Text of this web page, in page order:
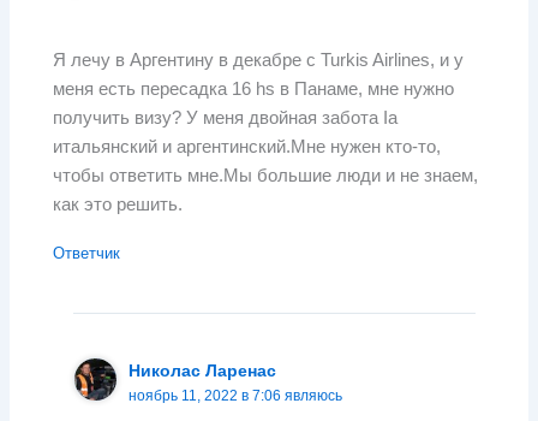
Я лечу в Аргентину в декабре с Turkis Airlines, и у
меня есть пересадка 16 hs в Панаме, мне нужно
получить визу? У меня двойная забота Ia
итальянский и аргентинский.Мне нужен кто-то,
чтобы ответить мне.Мы большие люди и не знаем,
как это решить.
Ответчик
Николас Ларенас
ноябрь 11, 2022 в 7:06 являюсь